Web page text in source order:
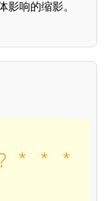
影响的缩影。